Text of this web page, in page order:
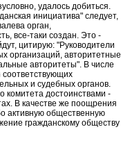
удалось добиться.
инициатива" следует,
орган,
все-таки создан. Это -
цитирую: "Руководители
организаций, авторитетные
авторитеты". В числе
и судебных органов.
комитета достоинствами -
В качестве же поощрения
активную общественную
гражданскому обществу